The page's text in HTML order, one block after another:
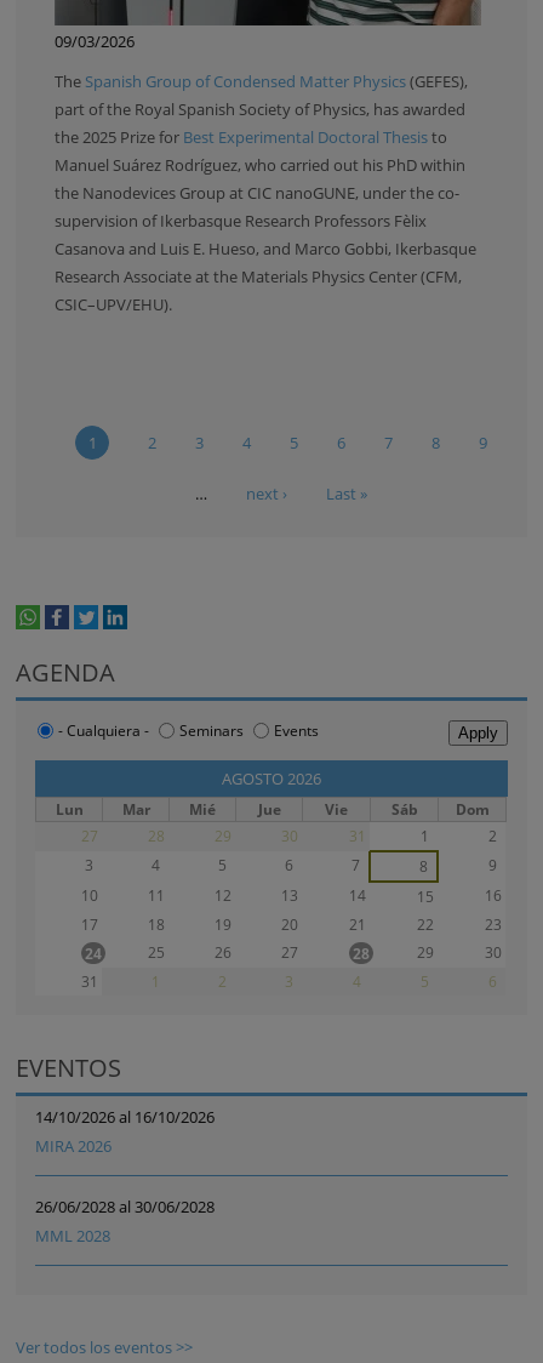
09/03/2026
The Spanish Group of Condensed Matter Physics(GEFES),
part of the Royal Spanish Society of Physics, has awarded
the 2025 Prize for Best Experimental Doctoral Thesisto
Manuel Suárez Rodríguez, who carried out his PhD within
the Nanodevices Group at CIC nanoGUNE, under the co-
supervision of Ikerbasque Research Professors Fèlix
Casanova and Luis E. Hueso, and Marco Gobbi, Ikerbasque
Research Associate at the Materials Physics Center (CFM,
CSIC–UPV/EHU).
1 2 3 4 5 6 7 8 9
… next › Last »
AGENDA
AGOSTO 2026
- Cualquiera - Seminars Events
Lun Mar Mié Jue Vie Sáb
Dom
27
28 29 30 31 1
2
3
4 5 6 7 8
9
10
11 12 13 14 15
16
17
18 19 20 21 22
23
24
25 26 27 28 29
30
31
1 2 3 4 5 6
EVENTOS
14/10/2026 al 16/10/2026
MIRA 2026
26/06/2028 al 30/06/2028
MML 2028
Ver todos los eventos >>